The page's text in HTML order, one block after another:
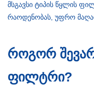
მსგავსი ტიპის წყლის
რაოდენობას, უფრო
როგორ
ფილტრი?